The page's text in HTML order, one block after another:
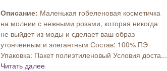
Описание: Маленькая гобеленовая косметичка
на молнии с нежными розами, которая никогда
не выйдет из моды и сделает ваш образ
утонченным и элегантным Состав: 100% ПЭ
Упаковка: Пакет полиэтиленовый Условия доста...
Читать далее